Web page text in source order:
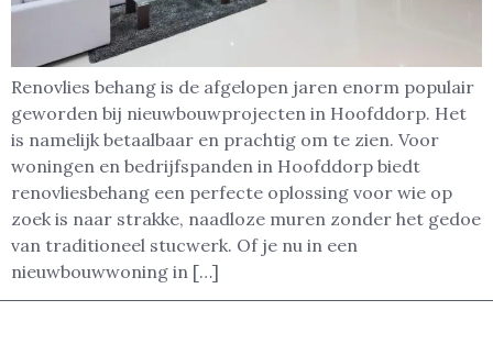
Renovlies behang is de afgelopen jaren enorm populair
geworden bij nieuwbouwprojecten in Hoofddorp. Het
is namelijk betaalbaar en prachtig om te zien. Voor
woningen en bedrijfspanden in Hoofddorp biedt
renovliesbehang een perfecte oplossing voor wie op
zoek is naar strakke, naadloze muren zonder het gedoe
van traditioneel stucwerk. Of je nu in een
nieuwbouwwoning in […]